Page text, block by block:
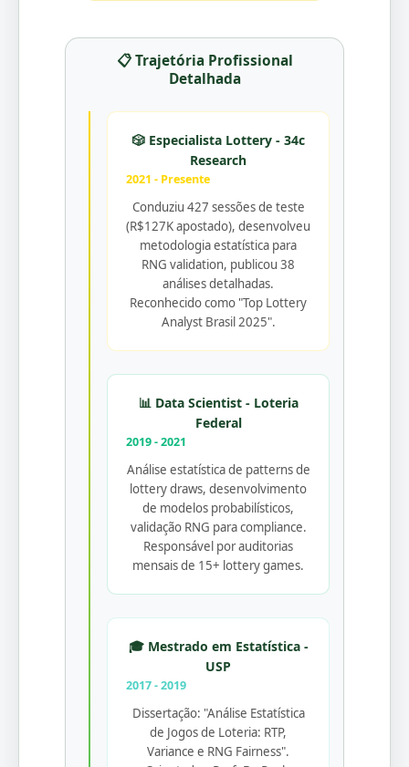
📋 Trajetória Profissional
Detalhada
🎲 Especialista Lottery - 34c
Research
2021 - Presente
Conduziu 427 sessões de teste
(R$127K apostado), desenvolveu
metodologia estatística para
RNG validation, publicou 38
análises detalhadas.
Reconhecido como "Top Lottery
Analyst Brasil 2025".
📊 Data Scientist - Loteria
Federal
2019 - 2021
Análise estatística de patterns de
lottery draws, desenvolvimento
de modelos probabilísticos,
validação RNG para compliance.
Responsável por auditorias
mensais de 15+ lottery games.
🎓 Mestrado em Estatística -
USP
2017 - 2019
Dissertação: "Análise Estatística
de Jogos de Loteria: RTP,
Variance e RNG Fairness".